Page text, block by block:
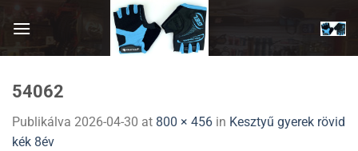
54062
Publikálva 2026-04-30 at 800 × 456 in Kesztyű gyerek rövid
kék 8év